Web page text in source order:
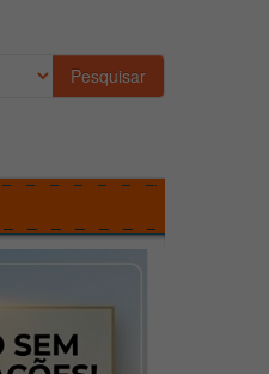
Pesquisar